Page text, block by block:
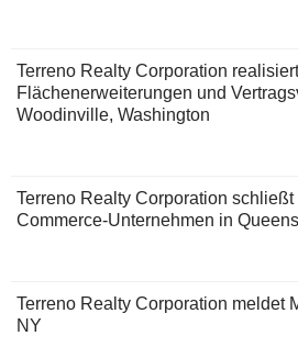
Terreno Realty Corporation realisiert
Flächenerweiterungen und
Woodinville, Washington
Terreno Realty Corporation
Commerce-Unternehmen in
Terreno Realty Corporation meldet
NY